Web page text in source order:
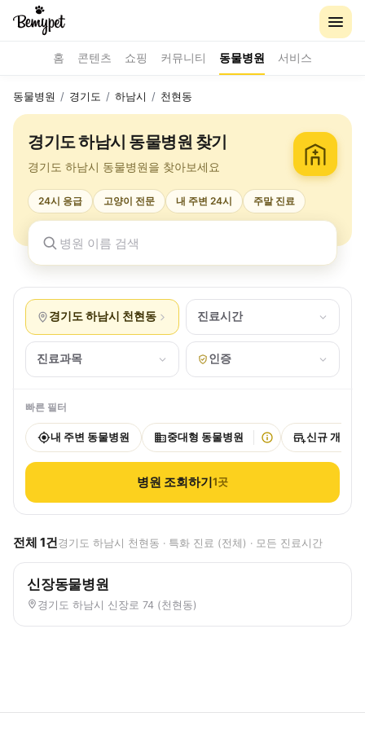
홈 콘텐츠 쇼핑 커뮤니티 동물병원 서비스
동물병원 / 경기도 / 하남시 / 천현동
경기도 하남시 동물병원 찾기
경기도 하남시 동물병원을 찾아보세요
24시 응급 고양이 전문 내 주변 24시 주말 진료
경기도 하남시 천현동 진료시간
진료과목 인증
빠른 필터
내 주변 동물병원 중대형 동물병원 신규 개원
병원 조회하기1곳
전체 1건경기도 하남시 천현동 · 특화 진료 (전체) · 모든 진료시간
신장동물병원
경기도 하남시 신장로 74 (천현동)